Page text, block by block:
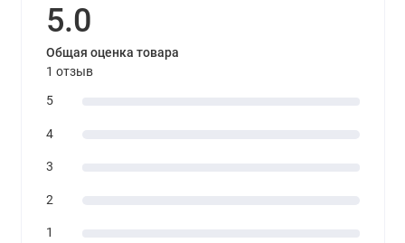
5.0
Общая оценка товара
1 отзыв
5
4
3
2
1